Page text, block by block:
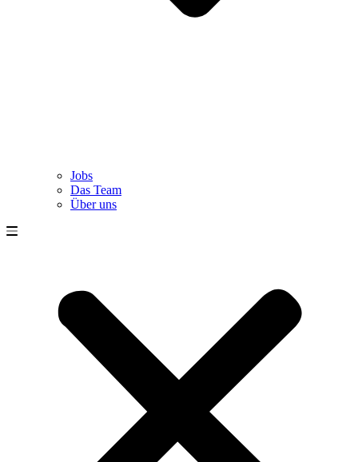
Jobs
Das Team
Über uns